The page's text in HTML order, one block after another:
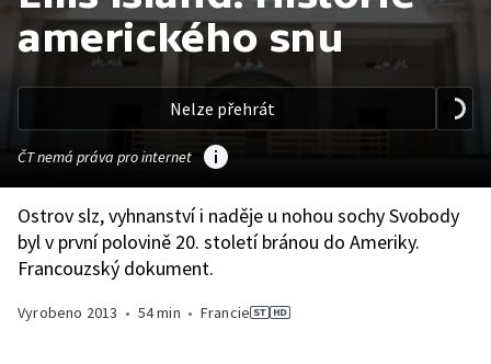
amerického snu
Nelze přehrát
ČT nemá práva pro internet
Ostrov slz, vyhnanství i naděje u nohou sochy Svobody
byl v první polovině 20. století bránou do Ameriky.
Francouzský dokument.
Vyrobeno 2013 • 54 min • Francie